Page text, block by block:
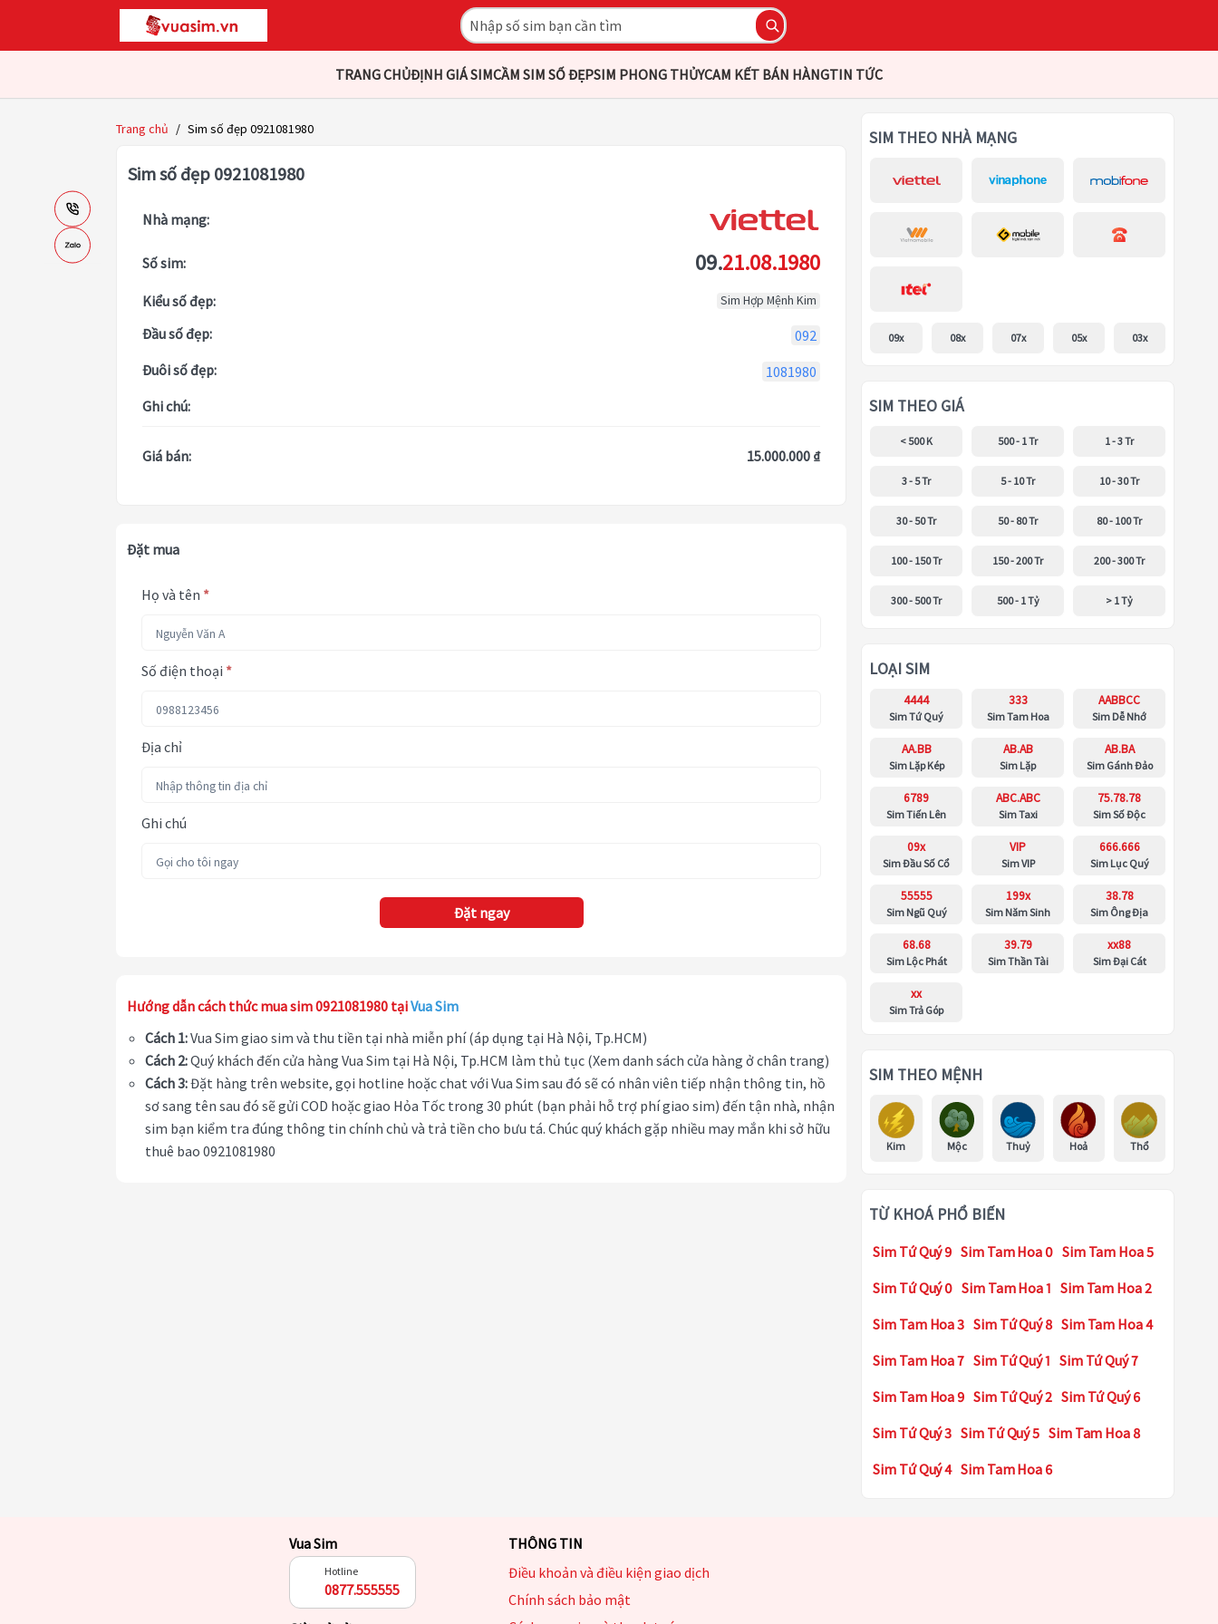
TRANG CHỦĐỊNH GIÁ SIMCẦM SIM SỐ ĐẸPSIM PHONG THỦYCAM KẾT BÁN HÀNGTIN TỨC
Trang chủ / Sim số đẹp 0921081980
Sim số đẹp 0921081980
Nhà mạng:
Số sim: 09.21.08.1980
Kiểu số đẹp: Sim Hợp Mệnh Kim
Đầu số đẹp:
092
Đuôi số đẹp:
1081980
Ghi chú:
Giá bán: 15.000.000 ₫
Đặt mua
Họ và tên *
Số điện thoại *
Địa chỉ
Ghi chú
Đặt ngay
Hướng dẫn cách thức mua sim 0921081980 tạiVua Sim
Cách 1:Vua Sim giao sim và thu tiền tại nhà miễn phí (áp dụng tại Hà Nội, Tp.HCM)
Cách 2:Quý khách đến cửa hàng Vua Sim tại Hà Nội, Tp.HCM làm thủ tục (Xem danh sách cửa hàng ở chân trang)
Cách 3:Đặt hàng trên website, gọi hotline hoặc chat với Vua Sim sau đó sẽ có nhân viên tiếp nhận thông tin, hồ
sơ sang tên sau đó sẽ gửi COD hoặc giao Hỏa Tốc trong 30 phút (bạn phải hỗ trợ phí giao sim) đến tận nhà, nhận
sim bạn kiểm tra đúng thông tin chính chủ và trả tiền cho bưu tá. Chúc quý khách gặp nhiều may mắn khi sở hữu
thuê bao 0921081980
SIM THEO NHÀ MẠNG
09x 08x 07x 05x 03x
SIM THEO GIÁ
< 500 K 500 - 1 Tr 1 - 3 Tr
3 - 5 Tr 5 - 10 Tr 10 - 30 Tr
30 - 50 Tr 50 - 80 Tr 80 - 100 Tr
100 - 150 Tr 150 - 200 Tr 200 - 300 Tr
300 - 500 Tr 500 - 1 Tỷ > 1 Tỷ
LOẠI SIM
4444
Sim Tứ Quý
333
Sim Tam Hoa
AABBCC
Sim Dễ Nhớ
AA.BB
Sim Lặp Kép
AB.AB
Sim Lặp
AB.BA
Sim Gánh Đảo
6789
Sim Tiến Lên
ABC.ABC
Sim Taxi
75.78.78
Sim Số Độc
09x
Sim Đầu Số Cổ
VIP
Sim VIP
666.666
Sim Lục Quý
55555
Sim Ngũ Quý
199x
Sim Năm Sinh
38.78
Sim Ông Địa
68.68
Sim Lộc Phát
39.79
Sim Thần Tài
xx88
Sim Đại Cát
xx
Sim Trả Góp
SIM THEO MỆNH
Kim Mộc Thuỷ Hoả Thổ
TỪ KHOÁ PHỔ BIẾN
Sim Tứ Quý 9 Sim Tam Hoa 0 Sim Tam Hoa 5
Sim Tứ Quý 0 Sim Tam Hoa 1 Sim Tam Hoa 2
Sim Tam Hoa 3 Sim Tứ Quý 8 Sim Tam Hoa 4
Sim Tam Hoa 7 Sim Tứ Quý 1 Sim Tứ Quý 7
Sim Tam Hoa 9 Sim Tứ Quý 2 Sim Tứ Quý 6
Sim Tứ Quý 3 Sim Tứ Quý 5 Sim Tam Hoa 8
Sim Tứ Quý 4 Sim Tam Hoa 6
Vua Sim
Hotline
0877.555555
THÔNG TIN
Điều khoản và điều kiện giao dịch
Chính sách bảo mật